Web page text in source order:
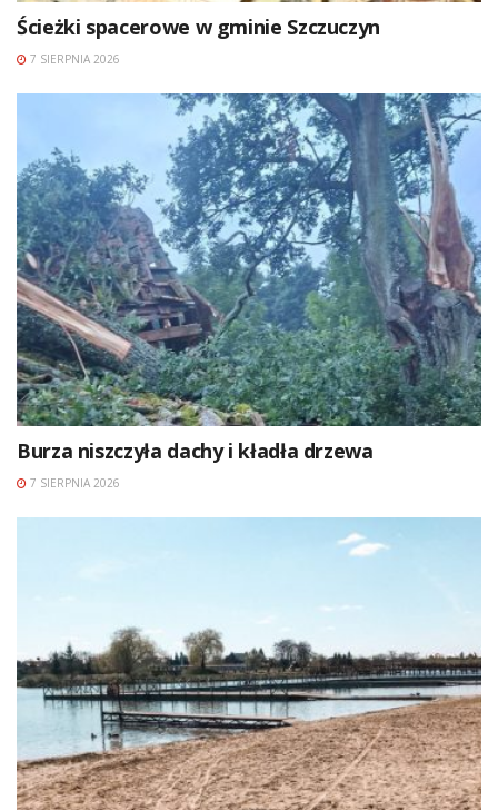
Ścieżki spacerowe w gminie Szczuczyn
7 SIERPNIA 2026
Burza niszczyła dachy i kładła drzewa
7 SIERPNIA 2026